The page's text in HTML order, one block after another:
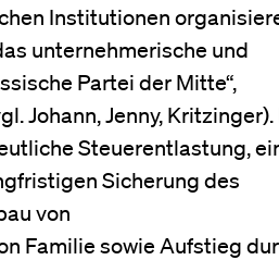
Institutionen
unternehmerische und
Partei der Mitte“,
Johann, Jenny, Kritzinger).
Steuerentlastung,
Sicherung des
von
Familie sowie Aufstieg